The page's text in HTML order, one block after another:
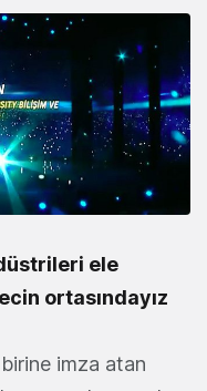
ele
ortasındayız
imza atan